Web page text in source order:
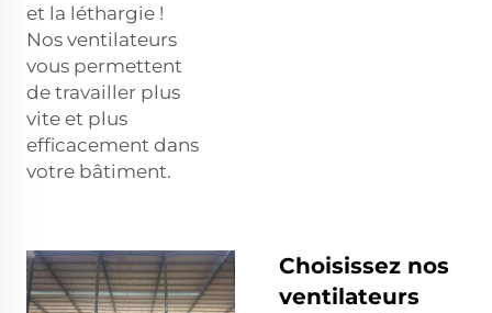
et la léthargie !
Nos ventilateurs
vous permettent
de travailler plus
vite et plus
efficacement dans
votre bâtiment.
Choisissez nos
ventilateurs